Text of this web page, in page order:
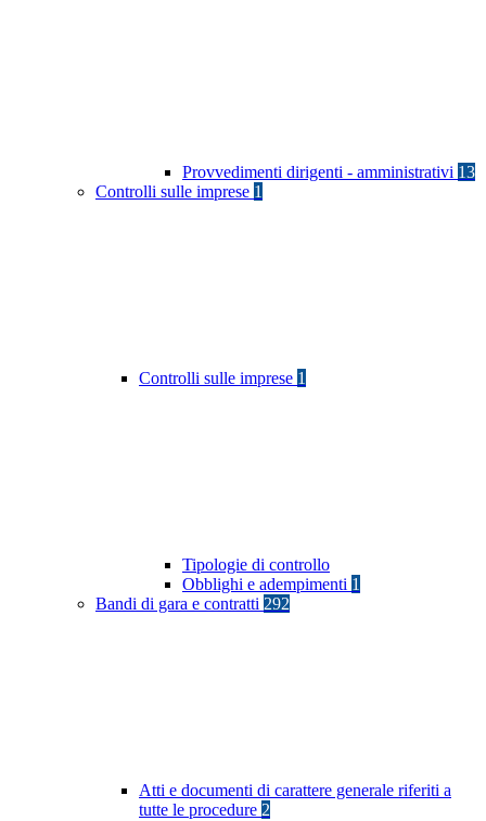
Provvedimenti dirigenti - amministrativi 13
Controlli sulle imprese 1
Controlli sulle imprese 1
Tipologie di controllo
Obblighi e adempimenti 1
Bandi di gara e contratti 292
Atti e documenti di carattere generale riferiti a
tutte le procedure 2